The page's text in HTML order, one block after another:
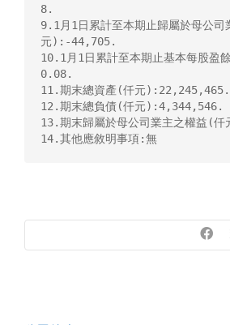
8.
9.1月1日累計至本期止歸屬於母公
元):-44,705.
10.1月1日累計至本期止基本每股
0.08.
11.期末總資產(仟元):22,245,465.
12.期末總負債(仟元):4,344,546.
13.期末歸屬於母公司業主之權益(
14.其他應敘明事項:無